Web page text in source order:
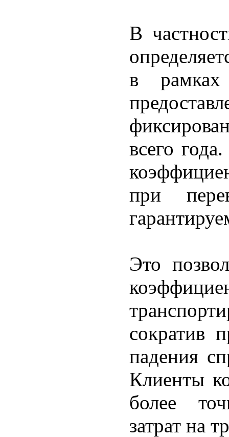
В
в рамках
всего
при
Это
сократив
падения
Клиенты
более
затрат на